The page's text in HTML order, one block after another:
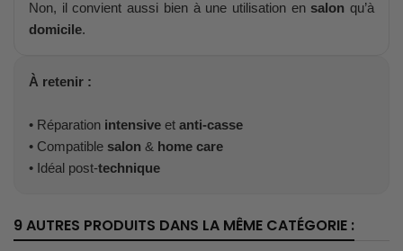
Non, il convient aussi bien à une utilisation en salon qu’à
domicile.
À retenir :
• Réparation intensive et anti-casse
• Compatible salon & home care
• Idéal post-technique
9 AUTRES PRODUITS DANS LA MÊME CATÉGORIE :